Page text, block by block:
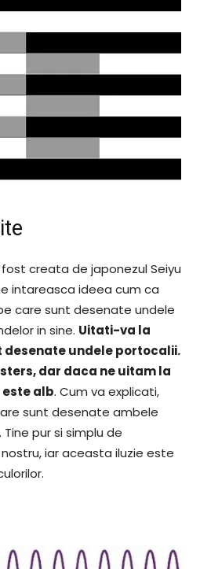
creata de japonezul Seiyu
intareasca ideea cum ca
care sunt desenate undele
in sine. Uitati-va la
undele portocalii.
dar daca ne uitam la
alb. Cum va explicati,
sunt desenate ambele
pur si simplu de
iar aceasta iluzie este